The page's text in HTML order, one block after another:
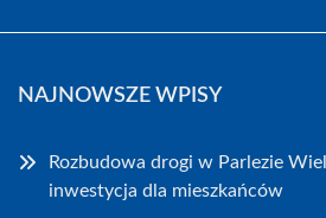
NAJNOWSZE WPISY
Rozbudowa drogi w Parlezie
inwestycja dla mieszkańców